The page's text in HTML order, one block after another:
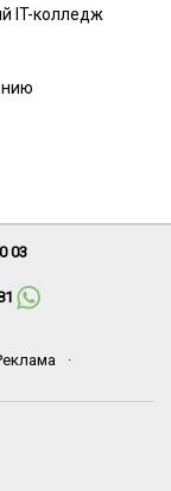
IT-колледж
03
·